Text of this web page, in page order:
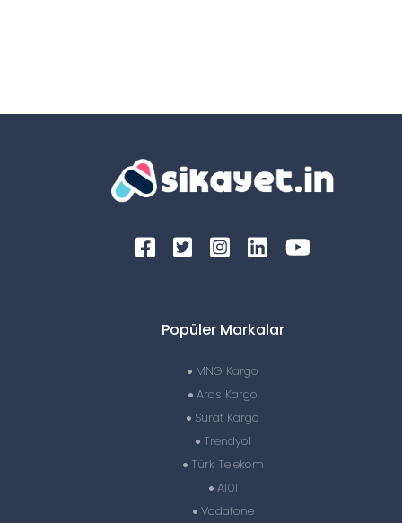
Popüler Markalar
MNG Kargo
Aras Kargo
Sürat Kargo
Trendyol
Türk Telekom
A101
Vodafone